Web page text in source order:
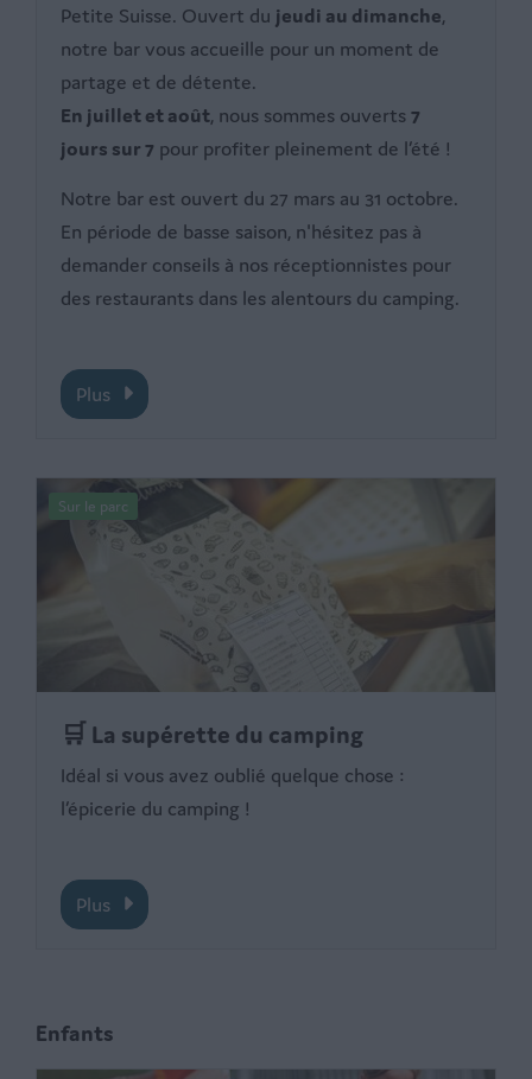
Petite Suisse. Ouvert du jeudi au dimanche,
notre bar vous accueille pour un moment de
partage et de détente.
En juillet et août, nous sommes ouverts7
jours sur 7 pour profiter pleinement de l’été !
Notre bar est ouvert du 27 mars au 31 octobre.
En période de basse saison, n'hésitez pas à
demander conseils à nos réceptionnistes pour
des restaurants dans les alentours du camping.
Plus
Sur le parc
🛒 La supérette du camping
Idéal si vous avez oublié quelque chose :
l’épicerie du camping !
Plus
Enfants